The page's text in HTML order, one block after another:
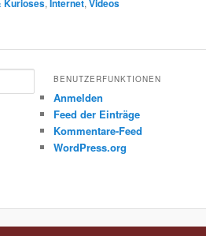
Kurioses,Internet,Videos
BENUTZERFUNKTIONEN
Anmelden
Feed der Einträge
Kommentare-Feed
WordPress.org